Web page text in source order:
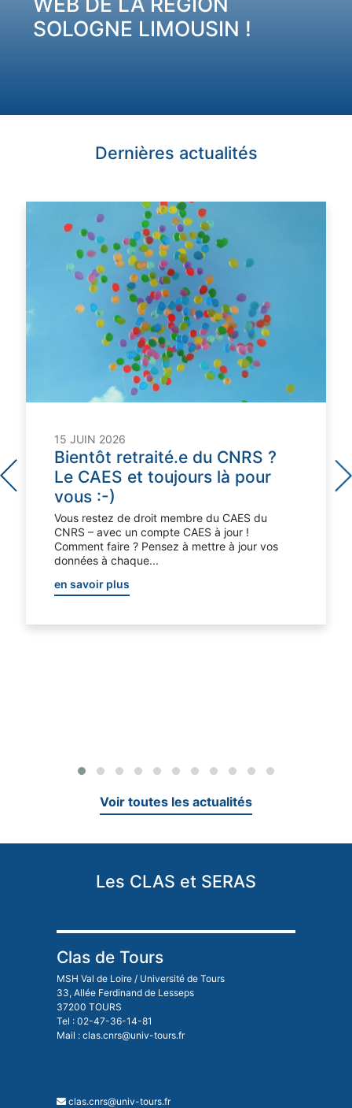
SOLOGNE LIMOUSIN !
Dernières actualités
15 JUIN 2026
Bientôt retraité.e du CNRS ?
Le CAES et toujours là pour
vous :-)
Vous restez de droit membre du CAES du
CNRS – avec un compte CAES à jour !
Comment faire ? Pensez à mettre à jour vos
données à chaque...
en savoir plus
Voir toutes les actualités
Les CLAS et SERAS
Clas de Tours
MSH Val de Loire / Université de Tours
33, Allée Ferdinand de Lesseps
37200 TOURS
Tel : 02-47-36-14-81
Mail : clas.cnrs@univ-tours.fr
clas.cnrs@univ-tours.fr